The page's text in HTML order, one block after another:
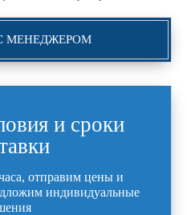
МЕНЕДЖЕРОМ
и сроки
отправим цены и
индивидуальные